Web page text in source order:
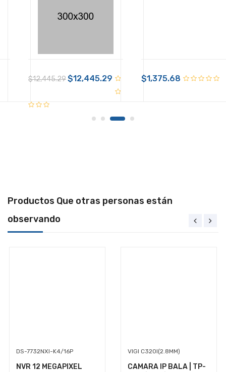
$12,445.29$12,445.29 $1,375.68
Productos Que otras personas están
observando
DS-7732NXI-K4/16P
NVR 12 MEGAPIXEL
VIGI C320I(2.8MM)
CAMARA IP BALA | TP-